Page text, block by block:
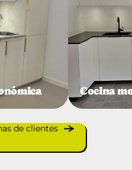
Cocina
de clientes